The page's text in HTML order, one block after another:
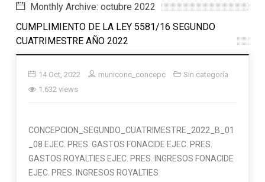
Monthly Archive: octubre 2022
CUMPLIMIENTO DE LA LEY 5581/16 SEGUNDO
CUATRIMESTRE AÑO 2022
14 Oct, 2022 municonc_concepc
Sin categoría
1.632 views
CONCEPCION_SEGUNDO_CUATRIMESTRE_2022_B_01
_08 EJEC. PRES. GASTOS FONACIDE EJEC. PRES.
GASTOS ROYALTIES EJEC. PRES. INGRESOS FONACIDE
EJEC. PRES. INGRESOS ROYALTIES